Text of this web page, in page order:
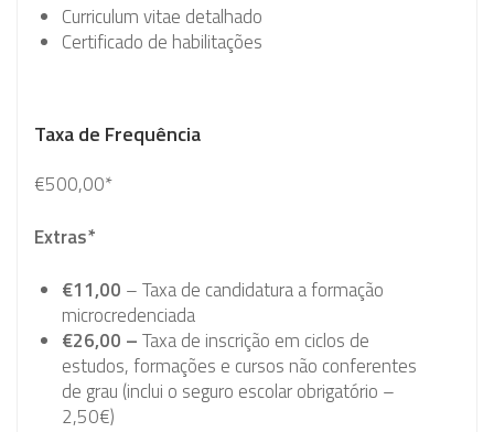
Curriculum vitae detalhado
Certificado de habilitações
Taxa de Frequência
€500,00*
Extras*
€11,00 – Taxa de candidatura a formação
microcredenciada
€26,00 –Taxa de inscrição em ciclos de
estudos, formações e cursos não conferentes
de grau (inclui o seguro escolar obrigatório –
2,50€)